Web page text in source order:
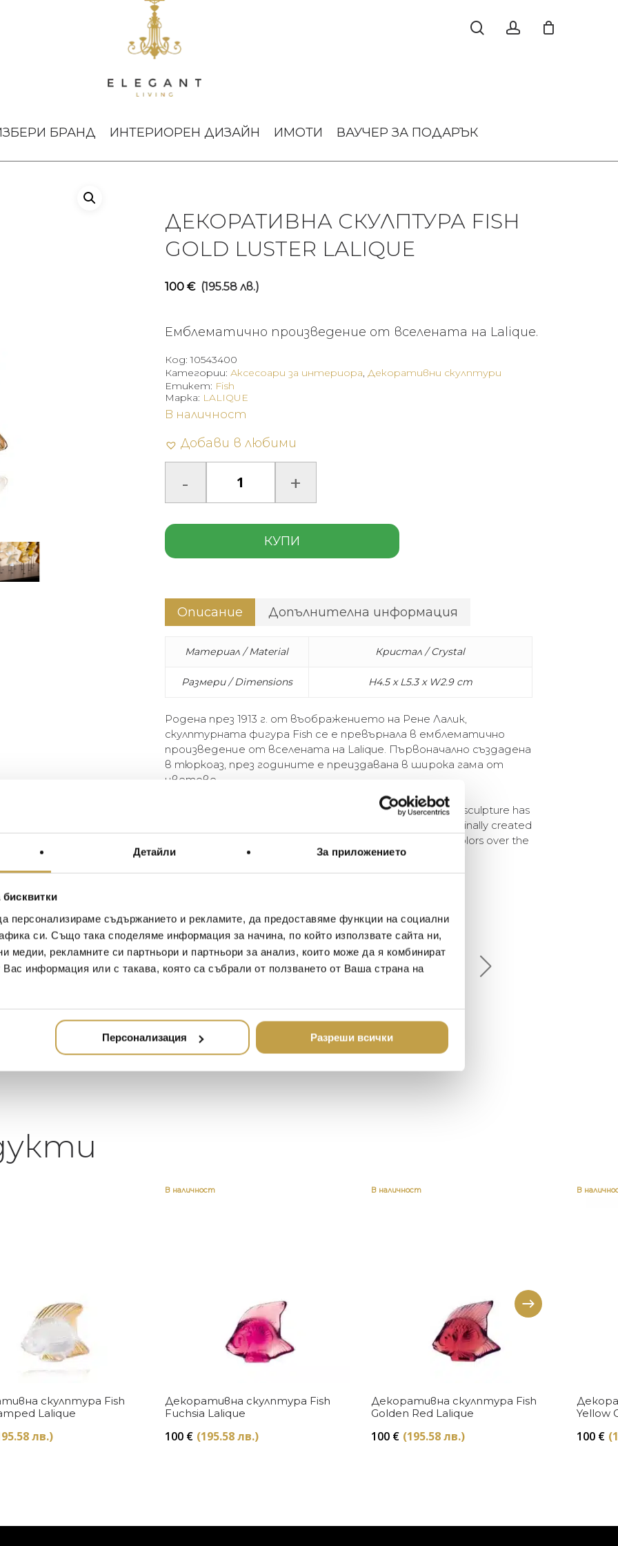
Детайли За приложението
персонализираме съдържанието и рекламите, да предоставяме функции на социални
си. Също така споделяме информация за начина, по който използвате сайта ни,
медии, рекламните си партньори и партньори за анализ, които може да я комбинират
Вас информация или с такава, която са събрали от ползването от Ваша страна на
Персонализация Разреши всички
БРАНД ИНТЕРИОРЕН ДИЗАЙН ИМОТИ ВАУЧЕР ЗА ПОДАРЪК
ДЕКОРАТИВНА СКУЛПТУРА FISH
GOLD LUSTER LALIQUE
100 € (195.58 лв.)
Емблематично произведение от вселената на Lalique.
Код:10543400
Категории: Аксесоари за интериора, Декоративни скулптури
Етикет: Fish
В наличност
Добави в любими
КУПИ
Марка: LALIQUE
Описание Допълнителна информация
Материал / Material Кристал / Crystal
Размери / Dimensions H4.5 x L5.3 x W2.9 cm
Родена през 1913 г. от въображението на Рене Лалик,
скулптурната фигура Fish се е превърнала в емблематично
произведение от вселената на Lalique. Първоначално създадена
в тюркоаз, през годините е преиздавана в широка гама от
цветове.
Born in 1913 from the imagination of René Lalique, the Fish sculpture has
become an emblematic piece of the Lalique universe. Originally created
in turquoise, it has since been reissued in a wide range of colors over the
years.
Иван Иванов
2020-05-20
Един магазин за красив и
направи жилището ви
неповторимо
Ивелина Линковска
2018-08-10
Най-доброто място в града
Хареса ми
Купи
скулптура Fish
Lalique
лв.)
В наличност
Купи
Декоративна скулптура Fish
Fuchsia Lalique
100 € (195.58 лв.)
В наличност
Купи
Декоративна скулптура Fish
Golden Red Lalique
100 € (195.58 лв.)
В
Yellow
100 €